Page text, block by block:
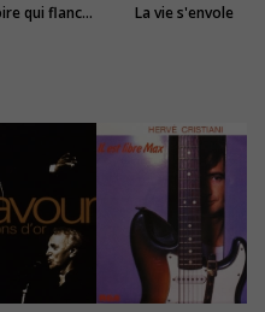
J'ai la mémoire qui flanche La vie s'envole